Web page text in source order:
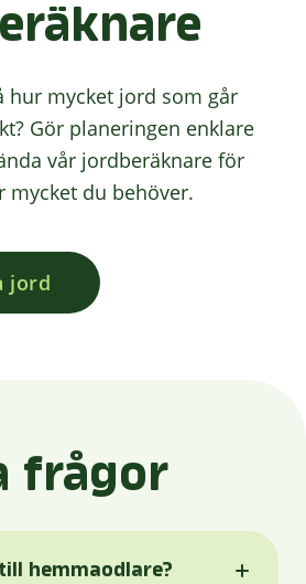
hur mycket jord som går
Gör planeringen enklare
vår jordberäknare för
mycket du behöver.
jord
frågor
hemmaodlare?